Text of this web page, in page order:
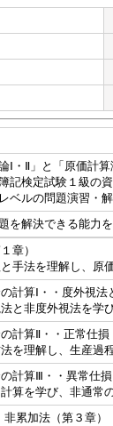
・Ⅱ」と「原価計
記検定試験１級の
ルの問題演習・
解決できる能力
章）
手法を理解し、原
計算Ⅰ・・度外視法
と非度外視法を学
計算Ⅱ・・正常仕損
を理解し、生産過
計算Ⅲ・・異常仕損
算を学び、非通常
累加法（第３章）